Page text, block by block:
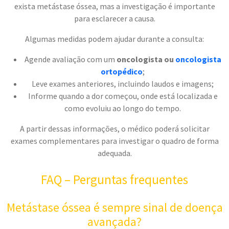
exista metástase óssea, mas a investigação é importante
para esclarecer a causa.
Algumas medidas podem ajudar durante a consulta:
Agende avaliação com um oncologista ou oncologista
ortopédico;
Leve exames anteriores, incluindo laudos e imagens;
Informe quando a dor começou, onde está localizada e
como evoluiu ao longo do tempo.
A partir dessas informações, o médico poderá solicitar
exames complementares para investigar o quadro de forma
adequada.
FAQ – Perguntas frequentes
Metástase óssea é sempre sinal de doença
avançada?